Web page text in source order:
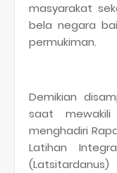
masyarakat
bela negara
permukiman.
Demikian
saat
menghadiri
Latihan
(Latsitardanus)